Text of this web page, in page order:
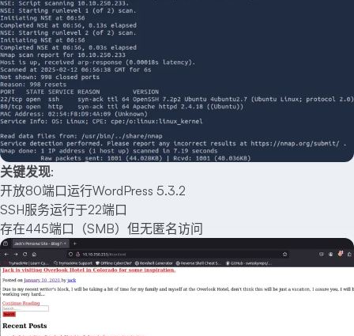
关键发现:
开放80端口运行WordPress 5.3.2
SSH服务运行于22端口
存在445端口（SMB）但无匿名访问